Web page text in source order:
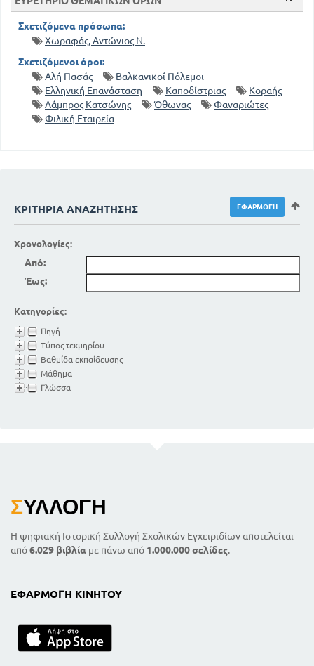
Σχετιζόμενα πρόσωπα:
Χωραφάς, Αντώνιος Ν.
Σχετιζόμενοι όροι:
Αλή Πασάς
Βαλκανικοί Πόλεμοι
Ελληνική Επανάσταση
Καποδίστριας
Κοραής
Λάμπρος Κατσώνης
Όθωνας
Φαναριώτες
Φιλική Εταιρεία
ΚΡΙΤΉΡΙΑ ΑΝΑΖΉΤΗΣΗΣ
Χρονολογίες:
Από:
Έως:
Κατηγορίες:
Πηγή
Τύπος τεκμηρίου
Βαθμίδα εκπαίδευσης
Μάθημα
Γλώσσα
ΣΥΛΛΟΓΉ
Η ψηφιακή Ιστορική Συλλογή Σχολικών Εγχειριδίων αποτελείται
από6.029 βιβλία με πάνω από 1.000.000 σελίδες.
ΕΦΑΡΜΟΓΉ ΚΙΝΗΤΟΎ